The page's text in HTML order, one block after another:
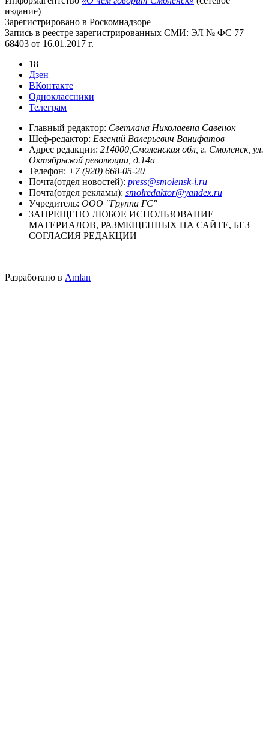
издание)
Зарегистрировано в Роскомнадзоре
Запись в реестре зарегистрированных СМИ: ЭЛ № ФС 77 –
68403 от 16.01.2017 г.
18+
Дзен
ВКонтакте
Одноклассники
Телеграм
Главный редактор: Светлана Николаевна Савенок
Шеф-редактор: Евгений Валерьевич Ванифатов
Адрес редакции: 214000,Смоленская обл, г. Смоленск, ул.
Октябрьской революции, д.14а
Телефон: +7 (920) 668-05-20
Почта(отдел новостей): press@smolensk-i.ru
Почта(отдел рекламы): smolredaktor@yandex.ru
Учредитель: ООО "Группа ГС"
ЗАПРЕЩЕНО ЛЮБОЕ ИСПОЛЬЗОВАНИЕ
МАТЕРИАЛОВ, РАЗМЕЩЕННЫХ НА САЙТЕ, БЕЗ
СОГЛАСИЯ РЕДАКЦИИ
Разработано в Amlan